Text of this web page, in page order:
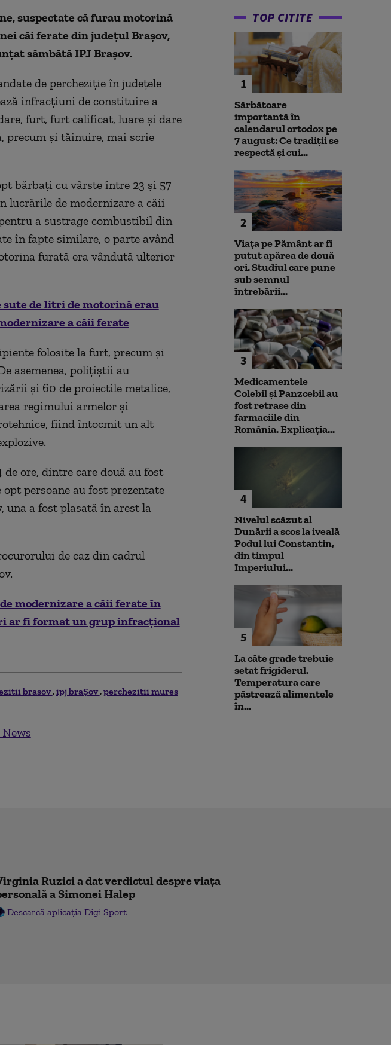
suspectate că furau motorină
căi ferate din județul Brașov,
sâmbătă IPJ Brașov.
de percheziție în județele
infracțiuni de constituire a
furt, furt calificat, luare și dare
precum și tăinuire, mai scrie
bărbați cu vârste între 23 și 57
lucrările de modernizare a căii
a sustrage combustibil din
în fapte similare, o parte având
furată era vândută ulterior
sute de litri de motorină erau
a căii ferate
folosite la furt, precum și
asemenea, polițiștii au
și 60 de proiectile metalice,
regimului armelor și
fiind întocmit un alt
ore, dintre care două au fost
persoane au fost prezentate
una a fost plasată în arest la
de caz din cadrul
modernizare a căii ferate în
ar fi format un grup infracțional
brasov ipj braȘov perchezitii mures
News
TOP CITITE
1
Sărbătoare
importantă în
calendarul ortodox pe
7 august: Ce tradiții se
respectă și cui...
2
Viața pe Pământ ar fi
putut apărea de două
ori. Studiul care pune
sub semnul
întrebării...
3
Medicamentele
Colebil și Panzcebil au
fost retrase din
farmaciile din
România. Explicația...
4
Nivelul scăzut al
Dunării a scos la iveală
Podul lui Constantin,
din timpul
Imperiului...
5
La câte grade trebuie
setat frigiderul.
Temperatura care
păstrează alimentele
în...
Ruzici a dat verdictul despre viața
a Simonei Halep
Descarcă aplicația Digi Sport